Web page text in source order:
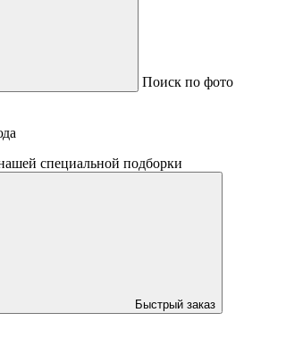
Поиск по фото
специальной подборки
Быстрый заказ